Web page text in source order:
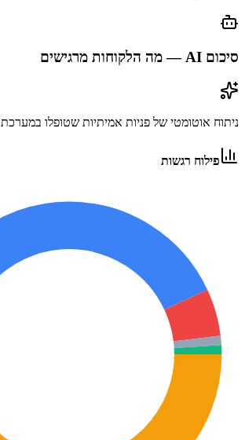
סיכום AI — מה הלקוחות מרגישים
ניתוח אוטומטי של פניות אמיתיות שטופלו במערכת
פילוח רגשות